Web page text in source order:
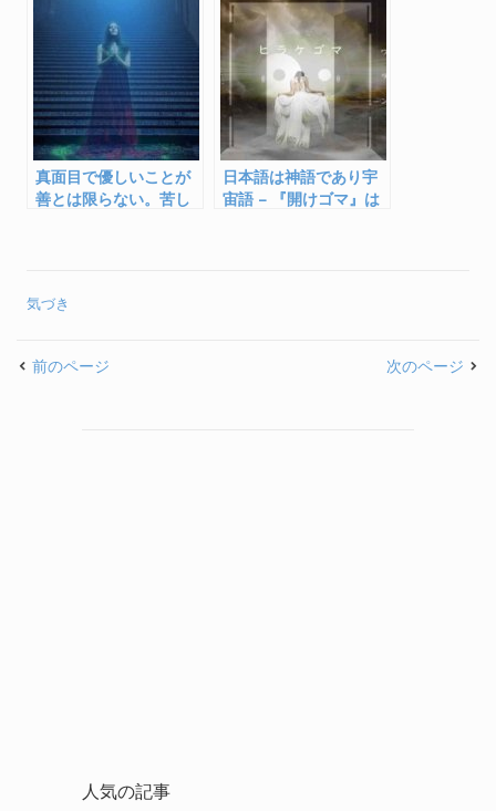
真面目で優しいことが
善とは限らない。苦し
日本語は神語であり宇
宙語 – 『開けゴマ』は
気づき
前のページ 次のページ
人気の記事